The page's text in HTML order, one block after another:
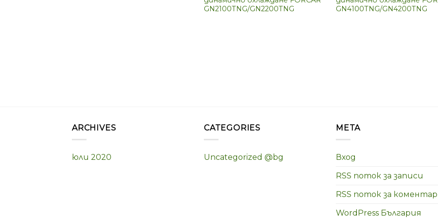
GN2100TNG/GN2200TNG
GN4100TNG/GN4200TNG
ARCHIVES
юли 2020
CATEGORIES
Uncategorized @bg
META
Вход
RSS поток за записи
RSS поток за
WordPress България